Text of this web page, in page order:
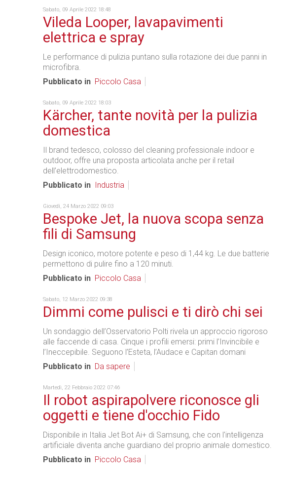
Sabato, 09 Aprile 2022 18:48
Vileda Looper, lavapavimenti
elettrica e spray
Le performance di pulizia puntano sulla rotazione dei due panni in
microfibra.
Pubblicato in Piccolo Casa
Sabato, 09 Aprile 2022 18:03
Kärcher, tante novità per la pulizia
domestica
Il brand tedesco, colosso del cleaning professionale indoor e
outdoor, offre una proposta articolata anche per il retail
dell’elettrodomestico.
Pubblicato in
Industria
Giovedì, 24 Marzo 2022 09:03
Bespoke Jet, la nuova scopa senza
fili di Samsung
Design iconico, motore potente e peso di 1,44 kg. Le due batterie
permettono di pulire fino a 120 minuti.
Pubblicato in Piccolo Casa
Sabato, 12 Marzo 2022 09:38
Dimmi come pulisci e ti dirò chi sei
Un sondaggio dell’Osservatorio Polti rivela un approccio rigoroso
alle faccende di casa. Cinque i profili emersi: primi l’Invincibile e
l’Ineccepibile. Seguono l’Esteta, l’Audace e Capitan domani
Pubblicato in Da sapere
Martedì, 22 Febbraio 2022 07:46
Il robot aspirapolvere riconosce gli
oggetti e tiene d'occhio Fido
Disponibile in Italia Jet Bot Ai+ di Samsung, che con l'intelligenza
artificiale diventa anche guardiano del proprio animale domestico.
Pubblicato in Piccolo Casa